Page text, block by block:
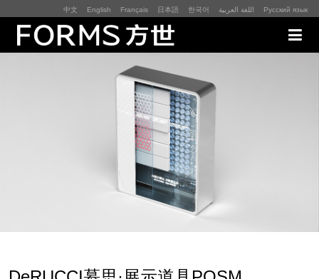
中文 English Français 日本語 한국어 اللغة العربية Русский язык
展厅展馆·EXHIBITION
零售终端与展示道具·SI&POSM
数字媒体与展项装置·CG&DVICE